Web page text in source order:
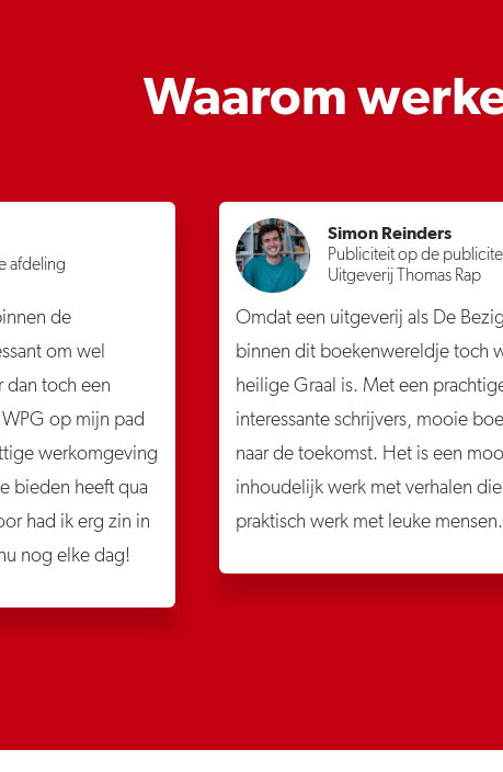
Waarom
afdeling
de
om wel
dan toch een
op mijn pad
werkomgeving
bieden heeft qua
had ik erg zin in
nog elke dag!
Simon Reinders
Publiciteit op de
Uitgeverij Thomas Rap
Omdat een uitgeverij als De
binnen dit boekenwereldje toch
heilige Graal is. Met een
interessante schrijvers, mooie
naar de toekomst. Het is een
inhoudelijk werk met verhalen
praktisch werk met leuke mensen.